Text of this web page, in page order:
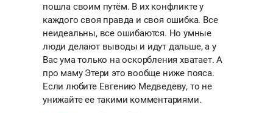
пошла своим путём. В их конфликте у
каждого своя правда и своя ошибка. Все
неидеальны, все ошибаются. Но умные
люди делают выводы и идут дальше, а у
Вас ума только на оскорбления хватает. А
про маму Этери это вообще ниже пояса.
Если любите Евгению Медведеву, то не
унижайте ее такими комментариями.